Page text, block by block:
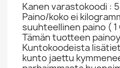
Kanen varastokoodi :
Paino/koko ei
suuhteellinen paino ( 1
Tämän tuotteen
Kuntokoodeista
kunto jaettu